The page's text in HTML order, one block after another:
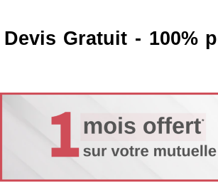
Devis Gratuit - 100%